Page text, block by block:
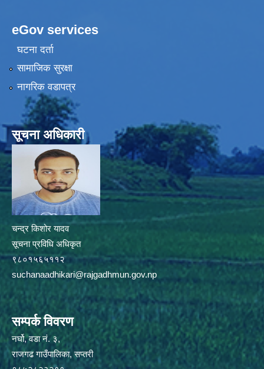
eGov services
घटना दर्ता
सामाजिक सुरक्षा
नागरिक वडापत्र
सूचना अधिकारी
चन्द्र किशोर यादव
सूचना प्रविधि अधिकृत
९८०१५६५११२
suchanaadhikari@rajgadhmun.gov.np
सम्पर्क विवरण
नर्घो, वडा नं. ३,
राजगढ गाउँपालिका, सप्तरी